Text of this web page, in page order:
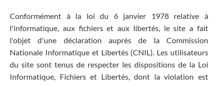
Conformément à la loi du 6 janvier 1978 relative à
l'informatique, aux fichiers et aux libertés, le site a fait
l'objet d'une déclaration auprès de la Commission
Nationale Informatique et Libertés (CNIL). Les utilisateurs
du site sont tenus de respecter les dispositions de la Loi
Informatique, Fichiers et Libertés, dont la violation est